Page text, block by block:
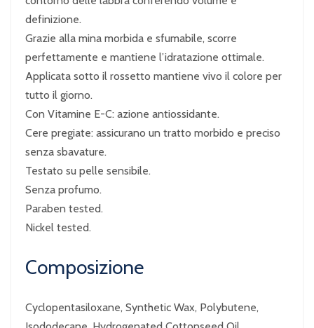
definizione.
Grazie alla mina morbida e sfumabile, scorre
perfettamente e mantiene l’idratazione ottimale.
Applicata sotto il rossetto mantiene vivo il colore per
tutto il giorno.
Con Vitamine E-C: azione antiossidante.
Cere pregiate: assicurano un tratto morbido e preciso
senza sbavature.
Testato su pelle sensibile.
Senza profumo.
Paraben tested.
Nickel tested.
Composizione
Cyclopentasiloxane, Synthetic Wax, Polybutene,